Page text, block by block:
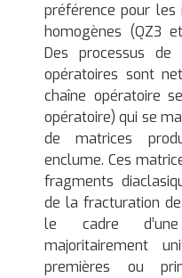
préférence pour
homogènes (QZ3
Des processus de
opératoires sont
chaîne opératoire
opératoire) qui se
de matrices
enclume. Ces
fragments
de la fracturation
le cadre d’une
majoritairement
premières ou